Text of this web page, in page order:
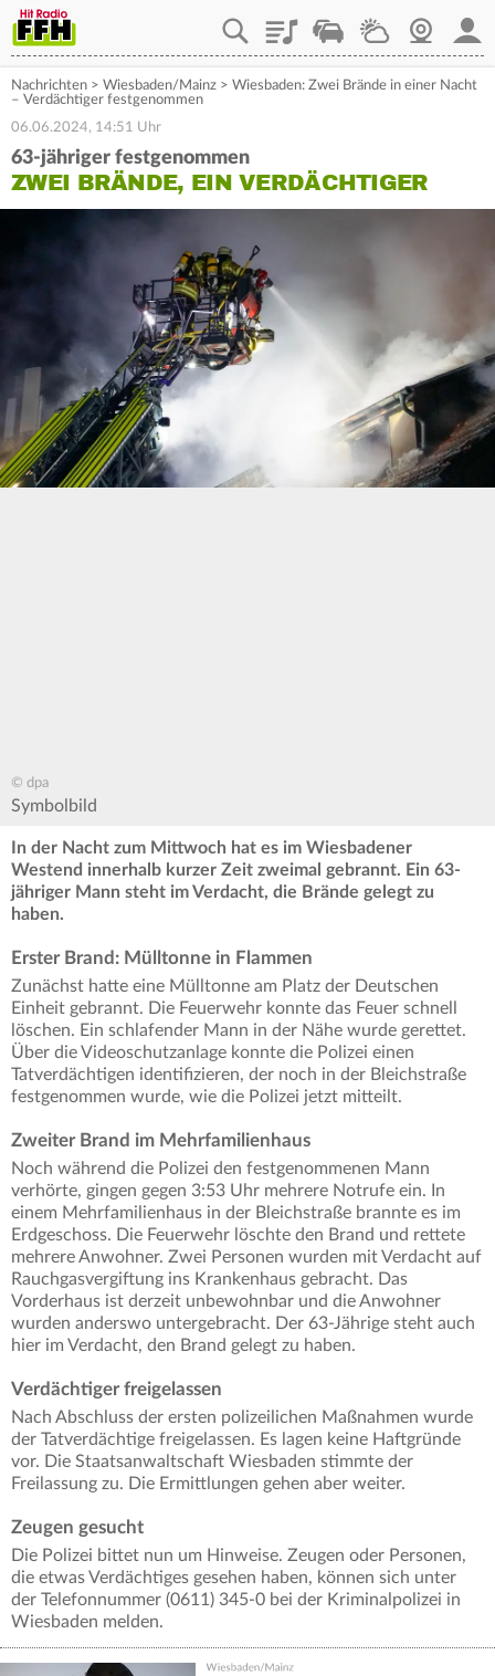
PlaylistStaupilotWetterWebcam
Nachrichten > Wiesbaden/Mainz > Wiesbaden: Zwei Brände in einer Nacht
– Verdächtiger festgenommen
06.06.2024, 14:51 Uhr
63-jähriger festgenommen
ZWEI BRÄNDE, EIN VERDÄCHTIGER
© dpa
Symbolbild
In der Nacht zum Mittwoch hat es im Wiesbadener
Westend innerhalb kurzer Zeit zweimal gebrannt. Ein 63-
jähriger Mann steht im Verdacht, die Brände gelegt zu
haben.
Erster Brand: Mülltonne in Flammen
Zunächst hatte eine Mülltonne am Platz der Deutschen
Einheit gebrannt. Die Feuerwehr konnte das Feuer schnell
löschen. Ein schlafender Mann in der Nähe wurde gerettet.
Über die Videoschutzanlage konnte die Polizei einen
Tatverdächtigen identifizieren, der noch in der Bleichstraße
festgenommen wurde, wie die Polizei jetzt mitteilt.
Zweiter Brand im Mehrfamilienhaus
Noch während die Polizei den festgenommenen Mann
verhörte, gingen gegen 3:53 Uhr mehrere Notrufe ein. In
einem Mehrfamilienhaus in der Bleichstraße brannte es im
Erdgeschoss. Die Feuerwehr löschte den Brand und rettete
mehrere Anwohner. Zwei Personen wurden mit Verdacht auf
Rauchgasvergiftung ins Krankenhaus gebracht. Das
Vorderhaus ist derzeit unbewohnbar und die Anwohner
wurden anderswo untergebracht. Der 63-Jährige steht auch
hier im Verdacht, den Brand gelegt zu haben.
Verdächtiger freigelassen
Nach Abschluss der ersten polizeilichen Maßnahmen wurde
der Tatverdächtige freigelassen. Es lagen keine Haftgründe
vor. Die Staatsanwaltschaft Wiesbaden stimmte der
Freilassung zu. Die Ermittlungen gehen aber weiter.
Zeugen gesucht
Die Polizei bittet nun um Hinweise. Zeugen oder Personen,
die etwas Verdächtiges gesehen haben, können sich unter
der Telefonnummer (0611) 345-0 bei der Kriminalpolizei in
Wiesbaden melden.